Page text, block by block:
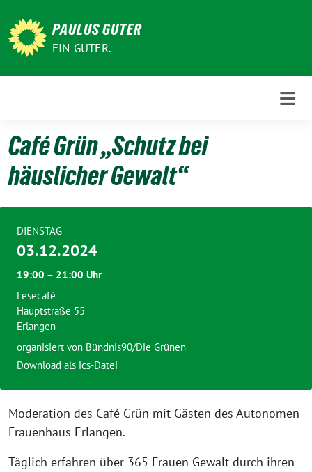
zum
Inhalt
PAULUS GUTER
EIN GUTER.
Café Grün „Schutz bei
häuslicher Gewalt“
Moderation des Café Grün mit Gästen des Autonomen
Frauenhaus Erlangen.
Täglich erfahren über 365 Frauen Gewalt durch ihren
DIENSTAG
03.12.2024
19:00 – 21:00 Uhr
Lesecafé
Hauptstraße 55
Erlangen
organisiert von Bündnis90/Die Grünen
Download als ics-Datei